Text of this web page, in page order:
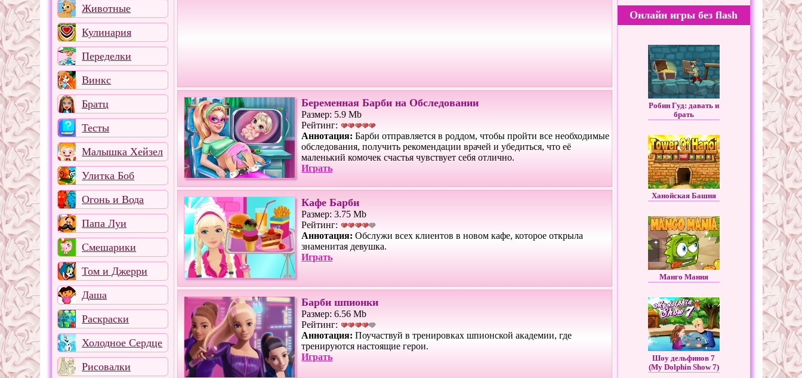
Животные
Кулинария
Переделки
Винкс
Братц
Тесты
Малышка Хейзел
Улитка Боб
Огонь и Вода
Папа Луи
Смешарики
Том и Джерри
Даша
Раскраски
Холодное Сердце
Рисовалки
Беременная Барби на Обследовании
Размер: 5.9 Mb
Рейтинг:
Аннотация: Барби отправляется в роддом, чтобы пройти все необходимые
обследования, получить рекомендации врачей и убедиться, что её
маленький комочек счастья чувствует себя отлично.
Играть
Кафе Барби
Размер: 3.75 Mb
Рейтинг:
Аннотация: Обслужи всех клиентов в новом кафе, которое открыла
знаменитая девушка.
Играть
Барби шпионки
Размер: 6.56 Mb
Рейтинг:
Аннотация: Поучаствуй в тренировках шпионской академии, где
тренируются настоящие герои.
Играть
Онлайн игры без flash
Робин Гуд: давать и
брать
Ханойская Башня
Манго Мания
Шоу дельфинов 7
(My Dolphin Show 7)